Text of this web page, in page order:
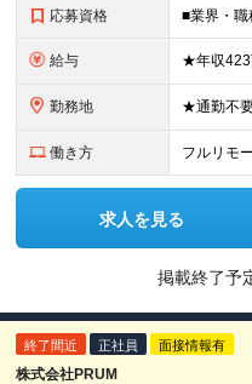
応募資格
給与
勤務地
働き方 フルリモ
求人を見る
掲載終了予
終了間近 正社員 面接情報有
株式会社PRUM